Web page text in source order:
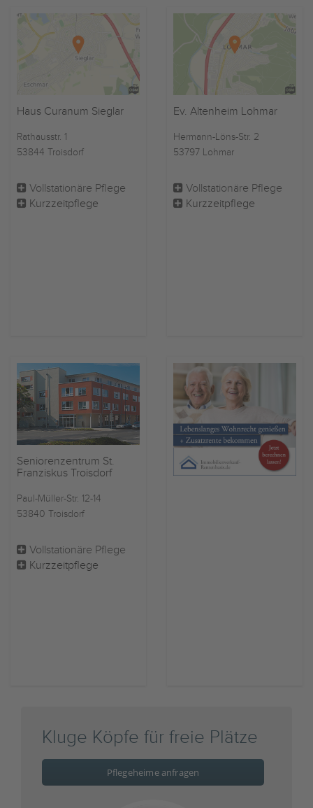
Haus Curanum Sieglar
Rathausstr. 1
53844 Troisdorf
Vollstationäre Pflege
Kurzzeitpflege
Ev. Altenheim Lohmar
Hermann-Löns-Str. 2
53797 Lohmar
Vollstationäre Pflege
Kurzzeitpflege
Seniorenzentrum St.
Franziskus Troisdorf
Paul-Müller-Str. 12-14
53840 Troisdorf
Vollstationäre Pflege
Kurzzeitpflege
Kluge Köpfe für freie Plätze
Pflegeheime anfragen